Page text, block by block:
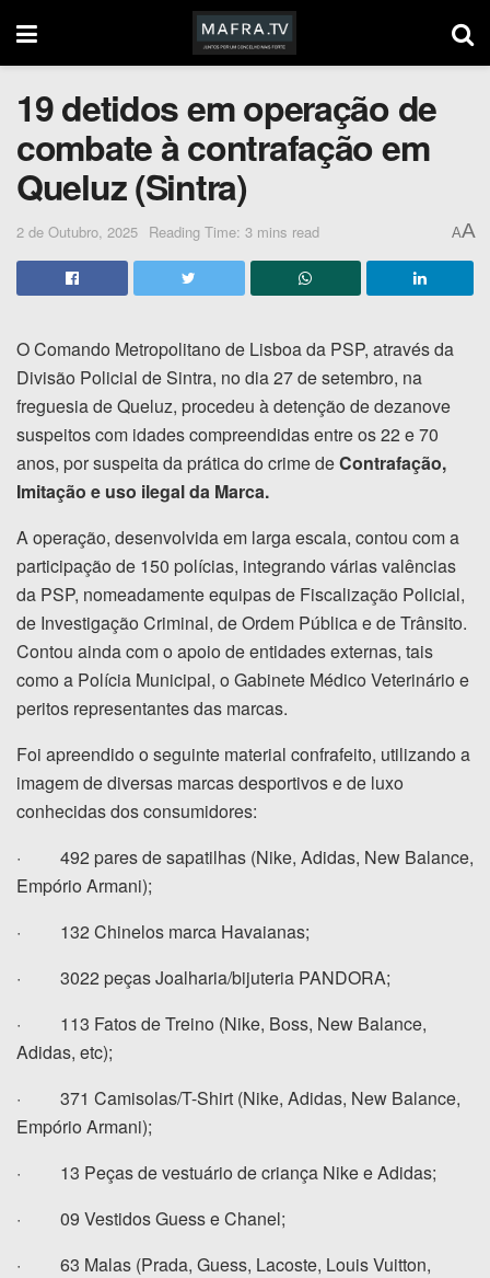
19 detidos em operação de
combate à contrafação em
Queluz (Sintra)
2 de Outubro, 2025 Reading Time: 3 mins read AA
O Comando Metropolitano de Lisboa da PSP, através da
Divisão Policial de Sintra, no dia 27 de setembro, na
freguesia de Queluz, procedeu à detenção de dezanove
suspeitos com idades compreendidas entre os 22 e 70
anos, por suspeita da prática do crime deContrafação,
Imitação e uso ilegal da Marca.
A operação, desenvolvida em larga escala, contou com a
participação de 150 polícias, integrando várias valências
da PSP, nomeadamente equipas de Fiscalização Policial,
de Investigação Criminal, de Ordem Pública e de Trânsito.
Contou ainda com o apoio de entidades externas, tais
como a Polícia Municipal, o Gabinete Médico Veterinário e
peritos representantes das marcas.
Foi apreendido o seguinte material confrafeito, utilizando a
imagem de diversas marcas desportivos e de luxo
conhecidas dos consumidores:
· 492 pares de sapatilhas (Nike, Adidas, New Balance,
Empório Armani);
· 132 Chinelos marca Havaianas;
· 3022 peças Joalharia/bijuteria PANDORA;
· 113 Fatos de Treino (Nike, Boss, New Balance,
Adidas, etc);
· 371 Camisolas/T-Shirt (Nike, Adidas, New Balance,
Empório Armani);
· 13 Peças de vestuário de criança Nike e Adidas;
· 09 Vestidos Guess e Chanel;
· 63 Malas (Prada, Guess, Lacoste, Louis Vuitton,